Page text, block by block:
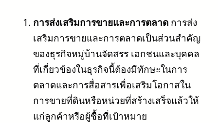
การส่งเสริมการขายและการตลาด การส่ง
เสริมการขายและการตลาดเป็นส่วนสำคัญ
ของธุรกิจหมู่บ้านจัดสรร เอกชนและบุคคล
ที่เกี่ยวข้องในธุรกิจนี้ต้องมีทักษะในการ
ตลาดและการสื่อสารเพื่อเสริมโอกาสใน
การขายที่ดินหรือหน่วยที่สร้างเสร็จแล้วให้
แก่ลูกค้าหรือผู้ซื้อที่เป้าหมาย